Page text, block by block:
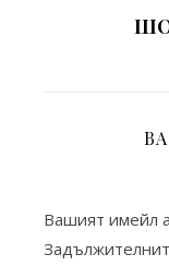
Вашият имейл